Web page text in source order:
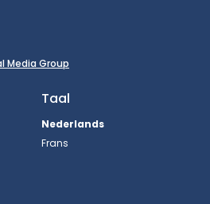
Media Group
Taal
Nederlands
Frans